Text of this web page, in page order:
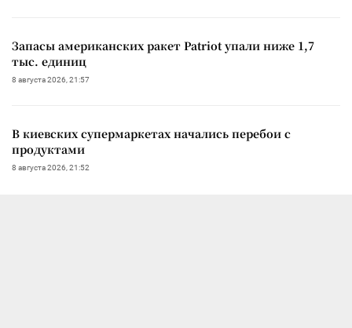
Запасы американских ракет Patriot упали ниже 1,7
тыс. единиц
8 августа 2026, 21:57
В киевских супермаркетах начались перебои с
продуктами
8 августа 2026, 21:52